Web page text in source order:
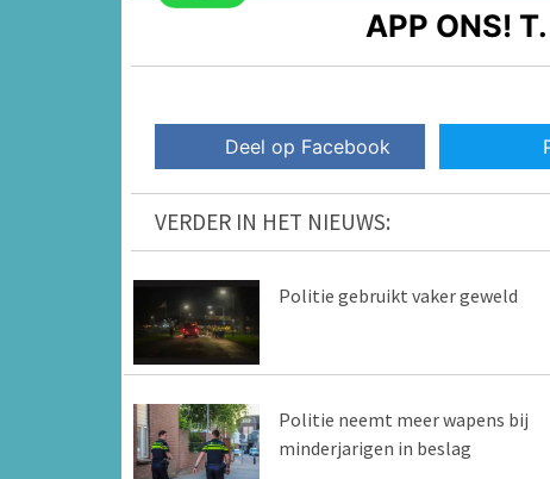
APP ONS! T.
Deel op Facebook
VERDER IN HET NIEUWS:
Politie gebruikt vaker geweld
Politie neemt meer wapens bij
minderjarigen in beslag